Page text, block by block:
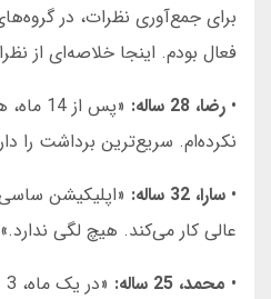
برای جمع‌آوری نظرات، در
فعال بودم. اینجا خلاصه‌ای از
• رضا، 28 ساله:
«پس
نکرده‌ام. سریع‌ترین برداشت را
• سارا، 32 ساله:
عالی کار می‌کند. هیچ لگی ندارد.»
• محمد، 25 ساله: